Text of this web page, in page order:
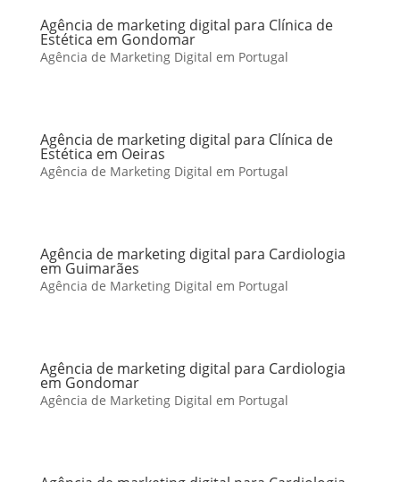
Agência de marketing digital para Clínica de
Estética em Gondomar
Agência de Marketing Digital em Portugal
Agência de marketing digital para Clínica de
Estética em Oeiras
Agência de Marketing Digital em Portugal
Agência de marketing digital para Cardiologia
em Guimarães
Agência de Marketing Digital em Portugal
Agência de marketing digital para Cardiologia
em Gondomar
Agência de Marketing Digital em Portugal